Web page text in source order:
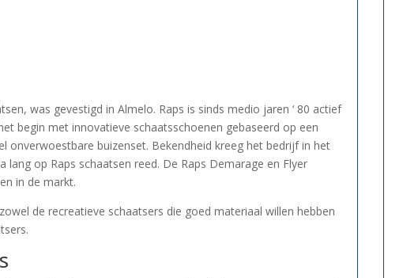
was gevestigd in Almelo. Raps is sinds medio jaren ‘ 80 actief
begin met innovatieve schaatsschoenen gebaseerd op een
onverwoestbare buizenset. Bekendheid kreeg het bedrijf in het
op Raps schaatsen reed. De Raps Demarage en Flyer
in de markt.
de recreatieve schaatsers die goed materiaal willen hebben